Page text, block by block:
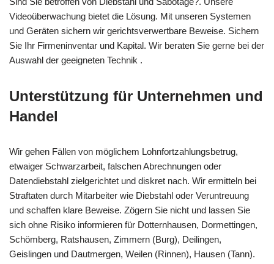
Videoüberwachung bietet die Lösung. Mit unseren Systemen
und Geräten sichern wir gerichtsverwertbare Beweise. Sichern
Sie Ihr Firmeninventar und Kapital. Wir beraten Sie gerne bei der
Auswahl der geeigneten Technik .
Unterstützung für Unternehmen und
Handel
Wir gehen Fällen von möglichem Lohnfortzahlungsbetrug,
etwaiger Schwarzarbeit, falschen Abrechnungen oder
Datendiebstahl zielgerichtet und diskret nach. Wir ermitteln bei
Straftaten durch Mitarbeiter wie Diebstahl oder Veruntreuung
und schaffen klare Beweise. Zögern Sie nicht und lassen Sie
sich ohne Risiko informieren für Dotternhausen, Dormettingen,
Schömberg, Ratshausen, Zimmern (Burg), Deilingen,
Geislingen und Dautmergen, Weilen (Rinnen), Hausen (Tann).